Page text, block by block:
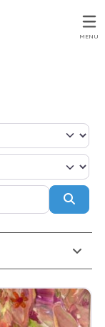
MENU